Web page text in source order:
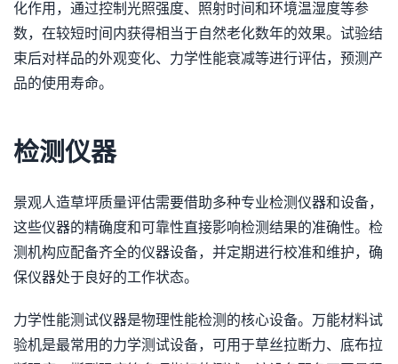
化作用，通过控制光照强度、照射时间和环境温湿度等参
数，在较短时间内获得相当于自然老化数年的效果。试验结
束后对样品的外观变化、力学性能衰减等进行评估，预测产
品的使用寿命。
检测仪器
景观人造草坪质量评估需要借助多种专业检测仪器和设备，
这些仪器的精确度和可靠性直接影响检测结果的准确性。检
测机构应配备齐全的仪器设备，并定期进行校准和维护，确
保仪器处于良好的工作状态。
力学性能测试仪器是物理性能检测的核心设备。万能材料试
验机是最常用的力学测试设备，可用于草丝拉断力、底布拉